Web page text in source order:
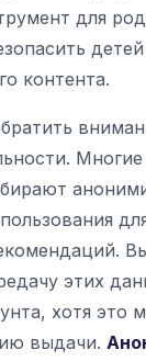
для
контента.
этих
хотя это
выдачи.